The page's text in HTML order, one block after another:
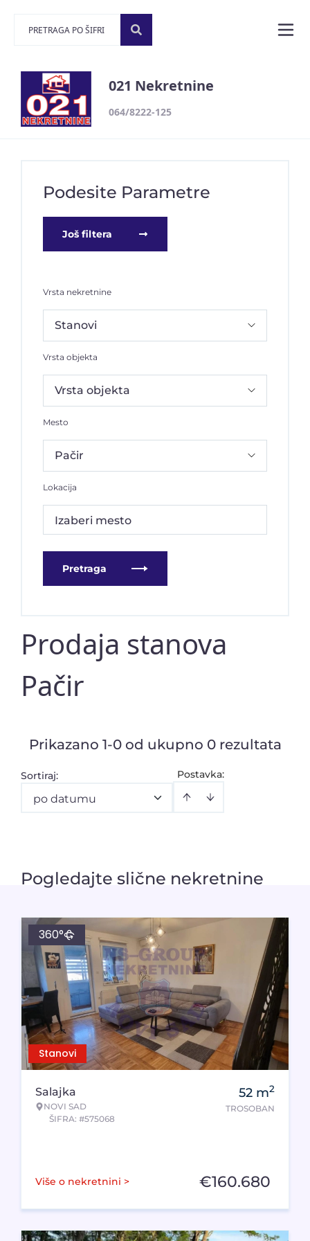
021 Nekretnine
064/8222-125
Podesite Parametre
Još filtera
Vrsta nekretnine
Vrsta objekta
Mesto
Lokacija
Izaberi mesto
Pretraga
Prodaja stanova
Pačir
Prikazano 1-0 od ukupno 0 rezultata
Postavka:
Sortiraj:
po datumu
Pogledajte slične nekretnine
Stanovi
360°
Salajka
NOVI SAD
ŠIFRA: #575068
52 m2
TROSOBAN
Više o nekretnini > €160.680